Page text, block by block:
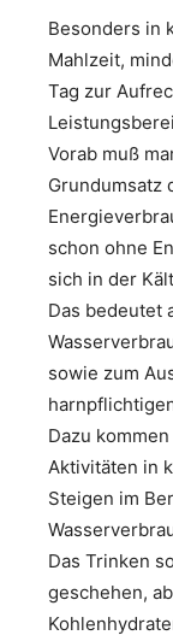
Besonders in
Mahlzeit,
Tag zur
Vorab muß
Grundumsatz
schon ohne
sich in der
Das bedeutet
sowie zum
Dazu
Aktivitäten in
Steigen im
Das Trinken
geschehen,